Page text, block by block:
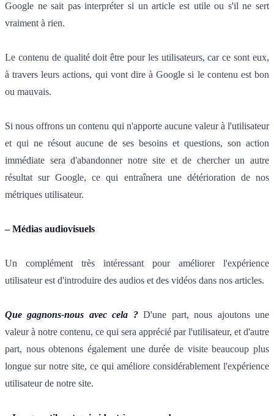
Google ne sait pas interpréter si un article est utile ou s'il ne sert
vraiment à rien.
Le contenu de qualité doit être pour les utilisateurs, car ce sont eux,
à travers leurs actions, qui vont dire à Google si le contenu est bon
ou mauvais.
Si nous offrons un contenu qui n'apporte aucune valeur à l'utilisateur
et qui ne résout aucune de ses besoins et questions, son action
immédiate sera d'abandonner notre site et de chercher un autre
résultat sur Google, ce qui entraînera une détérioration de nos
métriques utilisateur.
– Médias audiovisuels
Un complément très intéressant pour améliorer l'expérience
utilisateur est d'introduire des audios et des vidéos dans nos articles.
Que gagnons-nous avec cela ?D'une part, nous ajoutons une
valeur à notre contenu, ce qui sera apprécié par l'utilisateur, et d'autre
part, nous obtenons également une durée de visite beaucoup plus
longue sur notre site, ce qui améliore considérablement l'expérience
utilisateur de notre site.